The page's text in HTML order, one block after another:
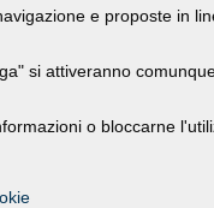
e proposte in
si attiveranno
o bloccarne